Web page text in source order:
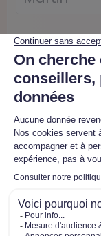
Prénom*
Téléphone*